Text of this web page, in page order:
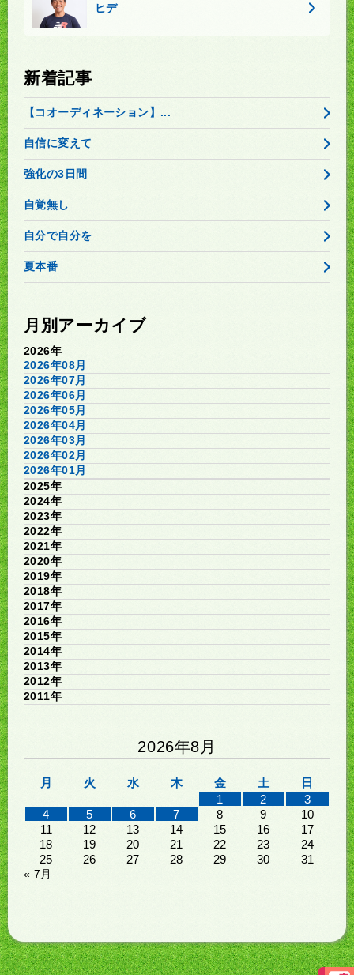
ヒデ
新着記事
【コオーディネーション】...
自信に変えて
強化の3日間
自覚無し
自分で自分を
夏本番
月別アーカイブ
2026年
2026年08月
2026年07月
2026年06月
2026年05月
2026年04月
2026年03月
2026年02月
2026年01月
2025年
2024年
2023年
2022年
2021年
2020年
2019年
2018年
2017年
2016年
2015年
2014年
2013年
2012年
2011年
2026年8月
月 火 水 木 金 土
日
1
2
3
4
5 6 7 8 9
10
11
12 13 14 15 16
17
18
19 20 21 22 23
24
25
26 27 28 29 30 31
« 7月